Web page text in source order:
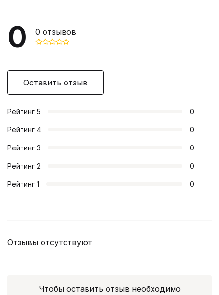
0 0 отзывов
Оставить отзыв
Рейтинг 5 0
Рейтинг 4 0
Рейтинг 3 0
Рейтинг 2 0
Рейтинг 1 0
Отзывы отсутствуют
Чтобы оставить отзыв необходимо